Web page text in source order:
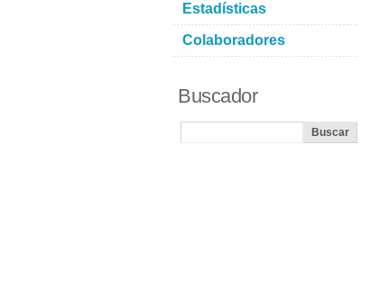
Estadísticas
Colaboradores
Buscador